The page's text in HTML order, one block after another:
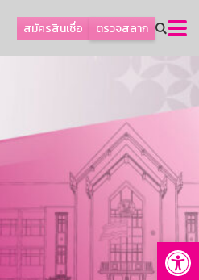
สมัครสินเชื่อ ตรวจสลาก